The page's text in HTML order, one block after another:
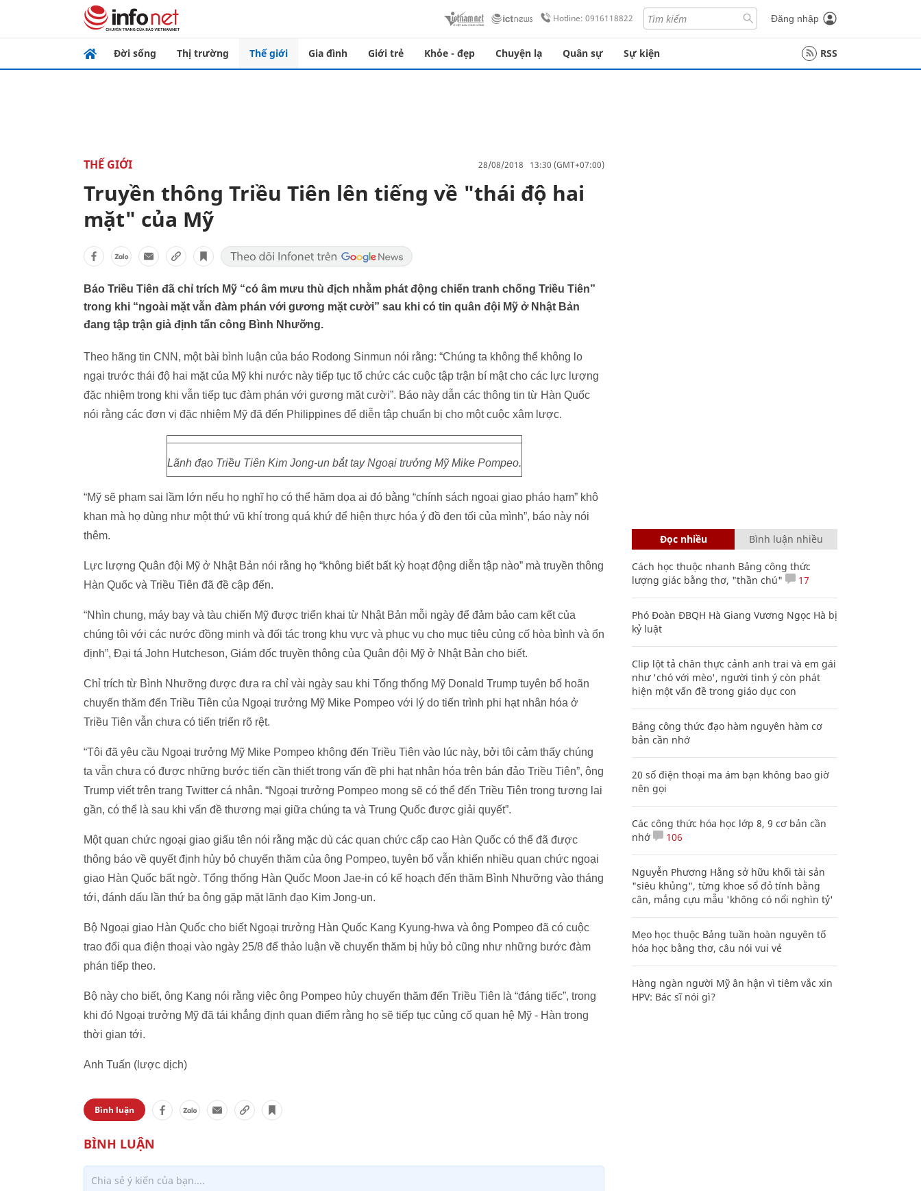
Hotline: 0916118822 Đăng nhập
Đời sống Thị trường Thế giới Gia đình Giới trẻ Khỏe - đẹp Chuyện lạ Quân sự Sự kiện RSS
THẾ GIỚI 28/08/2018 13:30 (GMT+07:00)
Truyền thông Triều Tiên lên tiếng về "thái độ hai
mặt" của Mỹ
Báo Triều Tiên đã chỉ trích Mỹ “có âm mưu thù địch nhằm phát động chiến tranh chống Triều Tiên”
trong khi “ngoài mặt vẫn đàm phán với gương mặt cười” sau khi có tin quân đội Mỹ ở Nhật Bản
đang tập trận giả định tấn công Bình Nhưỡng.
Theo hãng tin CNN, một bài bình luận của báo Rodong Sinmun nói rằng: “Chúng ta không thể không lo
ngại trước thái độ hai mặt của Mỹ khi nước này tiếp tục tổ chức các cuộc tập trận bí mật cho các lực lượng
đặc nhiệm trong khi vẫn tiếp tục đàm phán với gương mặt cười”. Báo này dẫn các thông tin từ Hàn Quốc
nói rằng các đơn vị đặc nhiệm Mỹ đã đến Philippines để diễn tập chuẩn bị cho một cuộc xâm lược.
Lãnh đạo Triều Tiên Kim Jong-un bắt tay Ngoại trưởng Mỹ Mike Pompeo.
“Mỹ sẽ phạm sai lầm lớn nếu họ nghĩ họ có thể hăm dọa ai đó bằng “chính sách ngoại giao pháo hạm” khô
khan mà họ dùng như một thứ vũ khí trong quá khứ để hiện thực hóa ý đồ đen tối của mình”, báo này nói
thêm.
Lực lượng Quân đội Mỹ ở Nhật Bản nói rằng họ “không biết bất kỳ hoạt động diễn tập nào” mà truyền thông
Hàn Quốc và Triều Tiên đã đề cập đến.
“Nhìn chung, máy bay và tàu chiến Mỹ được triển khai từ Nhật Bản mỗi ngày để đảm bảo cam kết của
chúng tôi với các nước đồng minh và đối tác trong khu vực và phục vụ cho mục tiêu củng cố hòa bình và ổn
định”, Đại tá John Hutcheson, Giám đốc truyền thông của Quân đội Mỹ ở Nhật Bản cho biết.
Chỉ trích từ Bình Nhưỡng được đưa ra chỉ vài ngày sau khi Tổng thống Mỹ Donald Trump tuyên bố hoãn
chuyến thăm đến Triều Tiên của Ngoại trưởng Mỹ Mike Pompeo với lý do tiến trình phi hạt nhân hóa ở
Triều Tiên vẫn chưa có tiến triển rõ rệt.
“Tôi đã yêu cầu Ngoại trưởng Mỹ Mike Pompeo không đến Triều Tiên vào lúc này, bởi tôi cảm thấy chúng
ta vẫn chưa có được những bước tiến cần thiết trong vấn đề phi hạt nhân hóa trên bán đảo Triều Tiên”, ông
Trump viết trên trang Twitter cá nhân. “Ngoại trưởng Pompeo mong sẽ có thể đến Triều Tiên trong tương lai
gần, có thể là sau khi vấn đề thương mại giữa chúng ta và Trung Quốc được giải quyết”.
Một quan chức ngoại giao giấu tên nói rằng mặc dù các quan chức cấp cao Hàn Quốc có thể đã được
thông báo về quyết định hủy bỏ chuyến thăm của ông Pompeo, tuyên bố vẫn khiến nhiều quan chức ngoại
giao Hàn Quốc bất ngờ. Tổng thống Hàn Quốc Moon Jae-in có kế hoạch đến thăm Bình Nhưỡng vào tháng
tới, đánh dấu lần thứ ba ông gặp mặt lãnh đạo Kim Jong-un.
Bộ Ngoại giao Hàn Quốc cho biết Ngoại trưởng Hàn Quốc Kang Kyung-hwa và ông Pompeo đã có cuộc
trao đổi qua điện thoại vào ngày 25/8 để thảo luận về chuyến thăm bị hủy bỏ cũng như những bước đàm
phán tiếp theo.
Bộ này cho biết, ông Kang nói rằng việc ông Pompeo hủy chuyến thăm đến Triều Tiên là “đáng tiếc”, trong
khi đó Ngoại trưởng Mỹ đã tái khẳng định quan điểm rằng họ sẽ tiếp tục củng cố quan hệ Mỹ - Hàn trong
thời gian tới.
Anh Tuấn (lược dịch)
Bình luận
Đọc nhiều Bình luận nhiều
Cách học thuộc nhanh Bảng công thức
lượng giác bằng thơ, "thần chú"
17
Phó Đoàn ĐBQH Hà Giang Vương Ngọc Hà bị
kỷ luật
Clip lột tả chân thực cảnh anh trai và em gái
như 'chó với mèo', người tinh ý còn phát
hiện một vấn đề trong giáo dục con
Bảng công thức đạo hàm nguyên hàm cơ
bản cần nhớ
20 số điện thoại ma ám bạn không bao giờ
nên gọi
Các công thức hóa học lớp 8, 9 cơ bản cần
nhớ
106
Nguyễn Phương Hằng sở hữu khối tài sản
"siêu khủng", từng khoe sổ đỏ tính bằng
cân, mắng cựu mẫu 'không có nổi nghìn tỷ'
Mẹo học thuộc Bảng tuần hoàn nguyên tố
hóa học bằng thơ, câu nói vui vẻ
Hàng ngàn người Mỹ ân hận vì tiêm vắc xin
HPV: Bác sĩ nói gì?